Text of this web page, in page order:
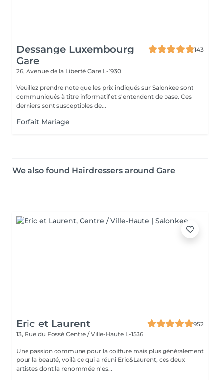
Dessange Luxembourg
Gare
143
26, Avenue de la Liberté Gare L-1930
Veuillez prendre note que les prix indiqués sur Salonkee sont
communiqués à titre informatif et s'entendent de base. Ces
derniers sont susceptibles de...
Forfait Mariage
We also found Hairdressers around Gare
Eric et Laurent
952
13, Rue du Fossé Centre / Ville-Haute L-1536
Une passion commune pour la coiffure mais plus généralement
pour la beauté, voilà ce qui a réuni Eric&Laurent, ces deux
artistes dont la renommée n'es...